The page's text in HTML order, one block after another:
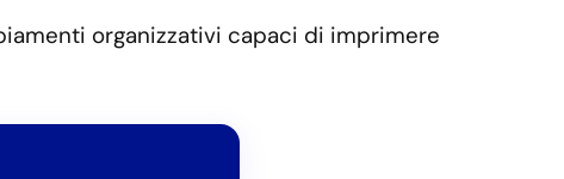
organizzativi capaci di imprimere